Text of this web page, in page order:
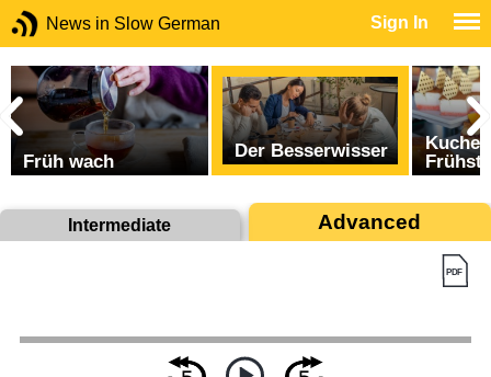
News in Slow German Sign In
Früh wach Der Besserwisser
Intermediate Advanced